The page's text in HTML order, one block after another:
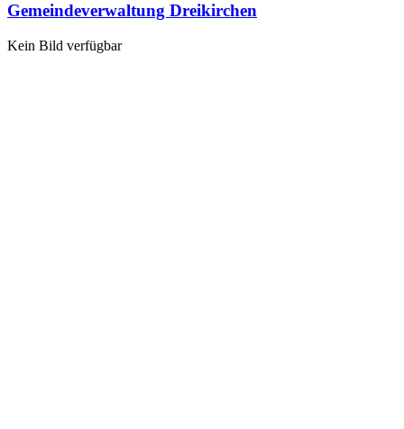
Gemeindeverwaltung Dreikirchen
Kein Bild verfügbar